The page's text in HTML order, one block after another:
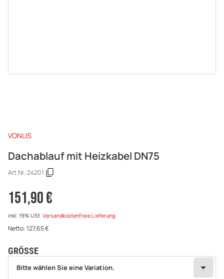
VONLIS
Dachablauf mit Heizkabel DN75
Art.Nr.:24201
151,90 €
inkl. 19% USt. Versandkostenfreie Lieferung
Netto:127,65€
GRÖSSE
wählen
Bitte wählen Sie eine Variation.